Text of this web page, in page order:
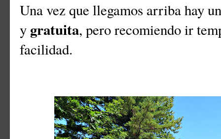
Una vez que llegamos arriba hay
y gratuita, pero recomiendo ir
facilidad.